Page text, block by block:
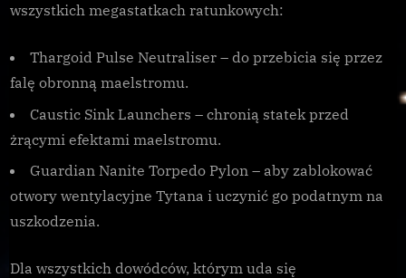
wszystkich megastatkach ratunkowych:
Thargoid Pulse Neutraliser – do przebicia się przez
falę obronną maelstromu.
Caustic Sink Launchers – chronią statek przed
żrącymi efektami maelstromu.
Guardian Nanite Torpedo Pylon – aby zablokować
otwory wentylacyjne Tytana i uczynić go podatnym na
uszkodzenia.
Dla wszystkich dowódców, którym uda się